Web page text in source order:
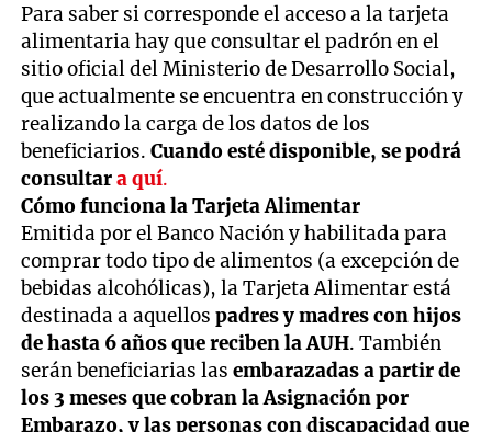
Para saber si corresponde el acceso a la tarjeta
alimentaria hay que consultar el padrón en el
sitio oficial del Ministerio de Desarrollo Social,
que actualmente se encuentra en construcción y
realizando la carga de los datos de los
beneficiarios.Cuando esté disponible, se podrá
consultaraquí.
Cómo funciona la Tarjeta Alimentar
Emitida por el Banco Nación y habilitada para
comprar todo tipo de alimentos (a excepción de
bebidas alcohólicas), la Tarjeta Alimentar está
destinada a aquellospadres y madres con hijos
de hasta 6 años que reciben la AUH. También
serán beneficiarias lasembarazadas a partir de
los 3 meses que cobran la Asignación por
Embarazo, y las personas con discapacidad que